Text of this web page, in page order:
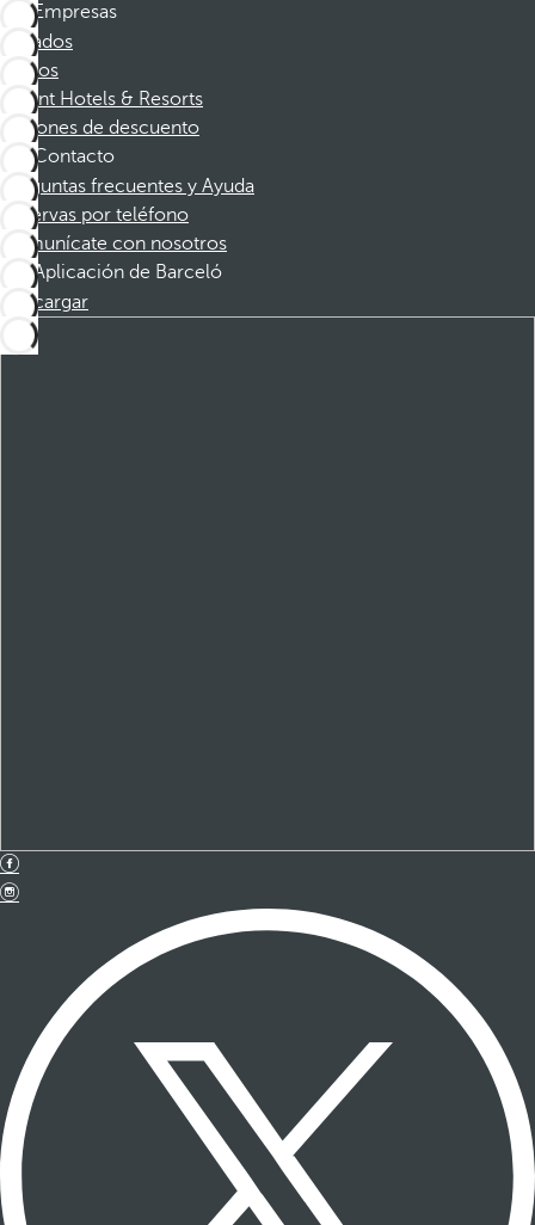
Empresas
Afiliados
Socios
Dorint Hotels & Resorts
Cupones de descuento
Contacto
Preguntas frecuentes y Ayuda
Reservas por teléfono
Comunícate con nosotros
Aplicación de Barceló
Descargar